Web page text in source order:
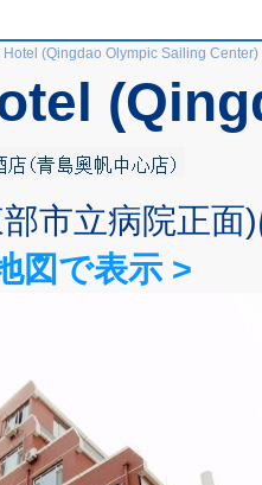
Hotel (Qingdao Olympic Sailing Center)
市立病院正
図で表示 >